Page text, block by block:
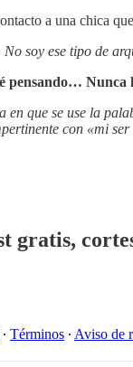
a una chica
No soy ese tipo de
pensando…
en que se use la
con «mi
gratis,
∙ Términos ∙ Aviso de